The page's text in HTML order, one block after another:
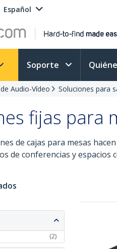
Español
Soporte
Audio-Vídeo Soluciones para
fijas para
de cajas para mesas
de conferencias y espacios
(2)